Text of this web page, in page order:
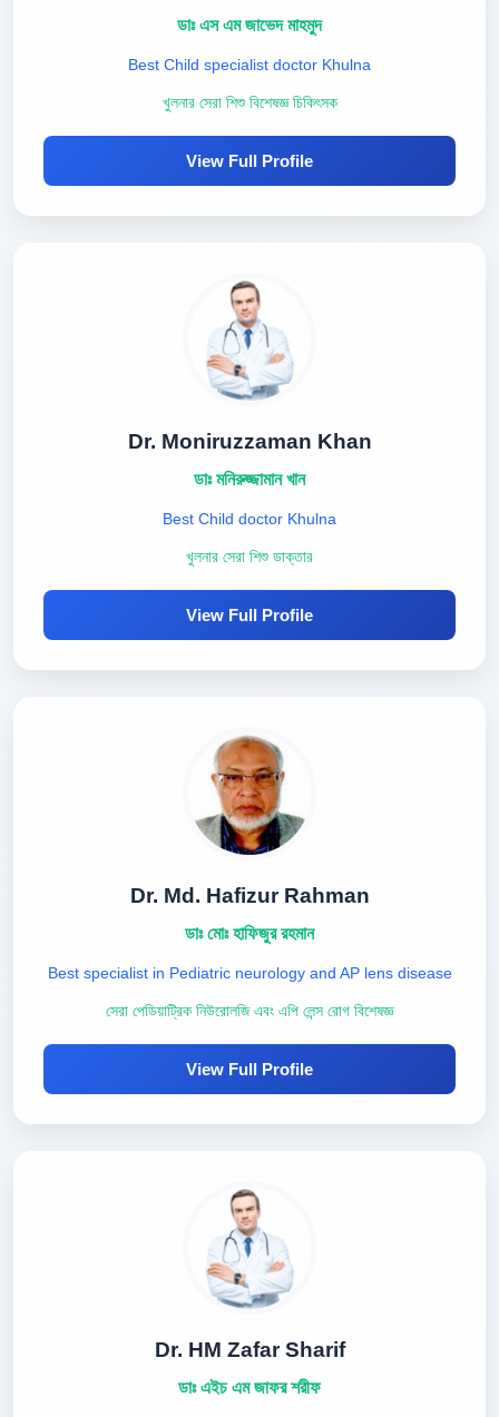
ডাঃ এস এম জাভেদ মাহমুদ
Best Child specialist doctor Khulna
খুলনার সেরা শিশু বিশেষজ্ঞ চিকিৎসক
View Full Profile
Dr. Moniruzzaman Khan
ডাঃ মনিরুজ্জামান খান
Best Child doctor Khulna
খুলনার সেরা শিশু ডাক্তার
View Full Profile
Dr. Md. Hafizur Rahman
ডাঃ মোঃ হাফিজুর রহমান
Best specialist in Pediatric neurology and AP lens disease
সেরা পেডিয়াট্রিক নিউরোলজি এবং এপি লেন্স রোগ বিশেষজ্ঞ
View Full Profile
Dr. HM Zafar Sharif
ডাঃ এইচ এম জাফর শরীফ